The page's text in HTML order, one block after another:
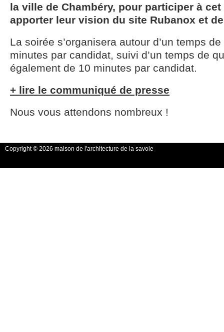
la ville de Chambéry, pour participer à
apporter leur vision du site Rubanox et
La soirée s’organisera autour d’un temps
minutes par candidat, suivi d’un temps de
également de 10 minutes par candidat.
+ lire le communiqué de presse
Nous vous attendons nombreux !
Copyright © 2026 maison de l'architecture de la savoie